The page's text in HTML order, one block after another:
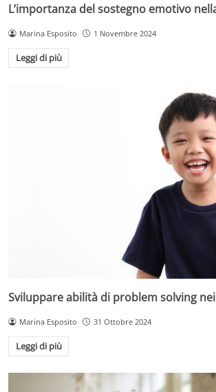
L’importanza del sostegno emotivo
Marina Esposito 1 Novembre 2024
Leggi di più
Sviluppare abilità di problem solving
Marina Esposito 31 Ottobre 2024
Leggi di più